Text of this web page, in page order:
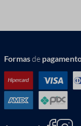
Formasde